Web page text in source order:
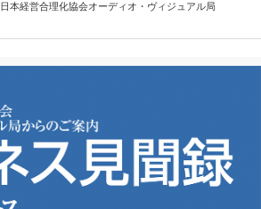
日本経営合理化協会オーディオ・ヴィジュアル局